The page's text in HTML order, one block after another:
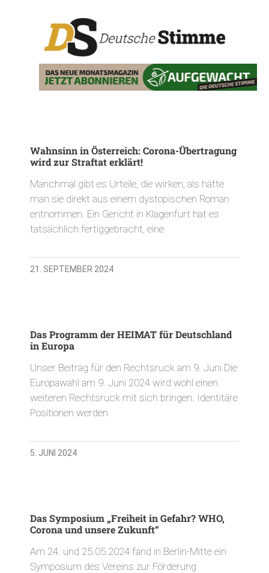
Wahnsinn in Österreich: Corona-Übertragung
wird zur Straftat erklärt!
Manchmal gibt es Urteile, die wirken, als hätte
man sie direkt aus einem dystopischen Roman
entnommen. Ein Gericht in Klagenfurt hat es
tatsächlich fertiggebracht, eine
21. SEPTEMBER 2024
Das Programm der HEIMAT für Deutschland
in Europa
Unser Beitrag für den Rechtsruck am 9. Juni Die
Europawahl am 9. Juni 2024 wird wohl einen
weiteren Rechtsruck mit sich bringen. Identitäre
Positionen werden
5. JUNI 2024
Das Symposium „Freiheit in Gefahr? WHO,
Corona und unsere Zukunft“
Am 24. und 25.05.2024 fand in Berlin-Mitte ein
Symposium des Vereins zur Förderung